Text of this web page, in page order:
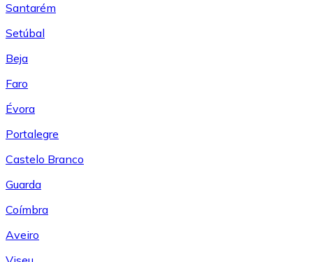
Santarém
Setúbal
Beja
Faro
Évora
Portalegre
Castelo Branco
Guarda
Coímbra
Aveiro